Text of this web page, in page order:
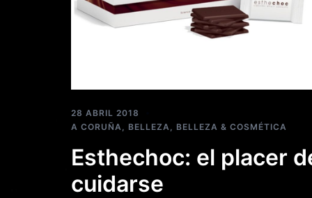
28 ABRIL 2018
A CORUÑA
BELLEZA BELLEZA & COSMÉTICA
Esthechoc: el placer
cuidarse